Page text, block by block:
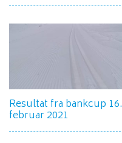
Resultat fra bankcup 16.
februar 2021